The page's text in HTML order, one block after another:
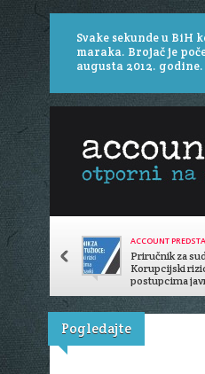
Svake sekunde u BiH
maraka. Brojač je
augusta 2012. godine.
ACCOUNT
Priručnik za
Korupcijski
postupcima
Pogledajte